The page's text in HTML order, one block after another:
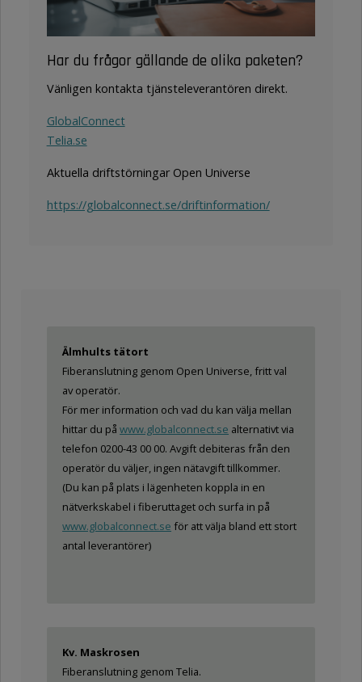
Har du frågor gällande de olika paketen?
Vänligen kontakta tjänsteleverantören direkt.
GlobalConnect
Telia.se
Aktuella driftstörningar Open Universe
https://globalconnect.se/driftinformation/
Älmhults tätort
Fiberanslutning genom Open Universe, fritt val
av operatör.
För mer information och vad du kan välja mellan
hittar du påwww.globalconnect.se alternativt via
telefon 0200-43 00 00. Avgift debiteras från den
operatör du väljer, ingen nätavgift tillkommer.
(Du kan på plats i lägenheten koppla in en
nätverkskabel i fiberuttaget och surfa in på
www.globalconnect.se för att välja bland ett stort
antal leverantörer)
Kv. Maskrosen
Fiberanslutning genom Telia.